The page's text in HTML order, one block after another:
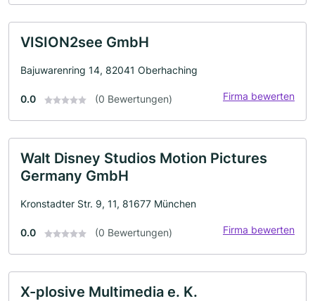
VISION2see GmbH
Bajuwarenring 14, 82041 Oberhaching
0.0 (0 Bewertungen) Firma bewerten
Walt Disney Studios Motion Pictures
Germany GmbH
Kronstadter Str. 9, 11, 81677 München
0.0 (0 Bewertungen) Firma bewerten
X-plosive Multimedia e. K.